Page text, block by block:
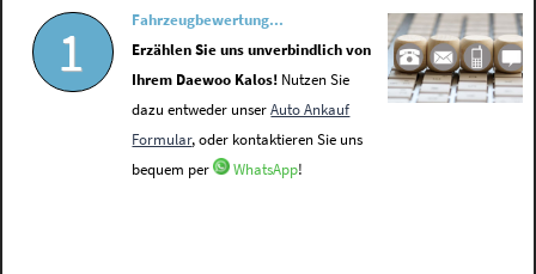
1
Fahrzeugbewertung...
Erzählen Sie uns unverbindlich von
Ihrem Daewoo Kalos! Nutzen Sie
dazu entweder unserAuto Ankauf
Formular, oder kontaktieren Sie uns
bequem per
WhatsApp!